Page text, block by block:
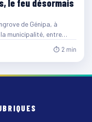
le feu désormais
de Génipa, à
municipalité, entre…
⏱ 2 min